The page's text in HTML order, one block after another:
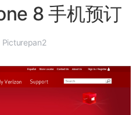
8 手机预订
Picturepan2